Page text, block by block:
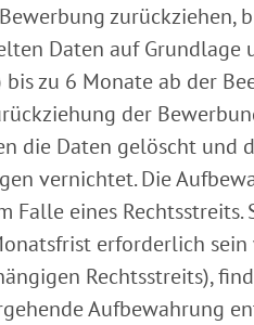
zurückziehen,
Daten auf Grundlage
bis zu 6 Monate ab der
der
die Daten gelöscht und
vernichtet. Die
Falle eines
erforderlich sein
Rechtsstreits),
Aufbewahrung